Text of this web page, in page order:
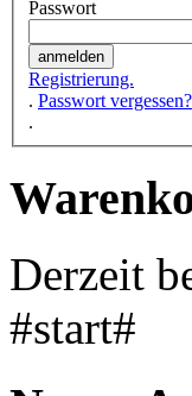
Passwort
Registrierung.
. Passwort vergessen?
.
Derzeit
#start#